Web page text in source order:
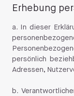
Erhebung
a. In dieser
persönlich
Adressen,
b.